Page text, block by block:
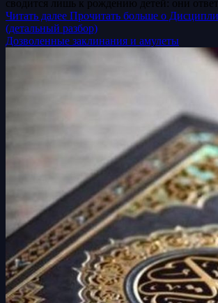
сводится лишь к рождению детей: они
Читать далее Прочитать больше о
(детальный разбор)
Дозволенные заклинания и амулеты